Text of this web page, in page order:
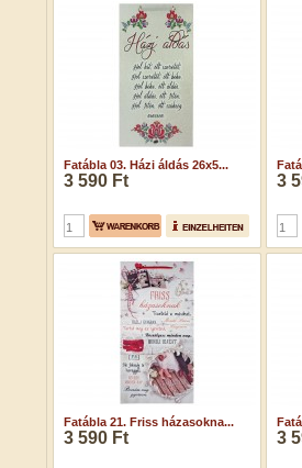
Fatábla 03. Házi áldás 26x5...
3 590 Ft 3
Fatábla 21. Friss házasokna...
3 590 Ft 3